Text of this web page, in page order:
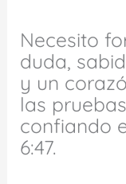
Necesito
duda,
y un
las
confiando
6:47.